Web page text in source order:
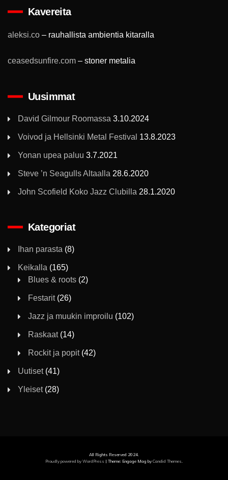
Kavereita
aleksi.co – rauhallista ambientia kitaralla
ceasedsunfire.com – stoner metalia
Uusimmat
David Gilmour Roomassa 3.10.2024
Voivod ja Hellsinki Metal Festival 13.8.2023
Yonan upea paluu 3.7.2021
Steve ’n Seagulls Altaalla 28.6.2020
John Scofield Koko Jazz Clubilla 28.1.2020
Kategoriat
Ihan parasta (8)
Keikalla (165)
Blues & roots (2)
Festarit(26)
Jazz ja muukin improilu (102)
Raskaat(14)
Rockit ja popit(42)
Uutiset(41)
Yleiset(28)
All Rights Reserved 2024.
Proudly powered by WordPress | Theme: Engage Mag by Candid Themes.